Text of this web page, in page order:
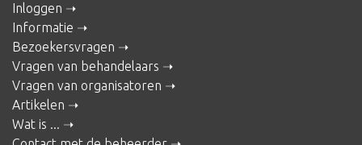
Inloggen
Informatie
Bezoekersvragen
Vragen van behandelaars
Vragen van organisatoren
Artikelen
Wat is ...